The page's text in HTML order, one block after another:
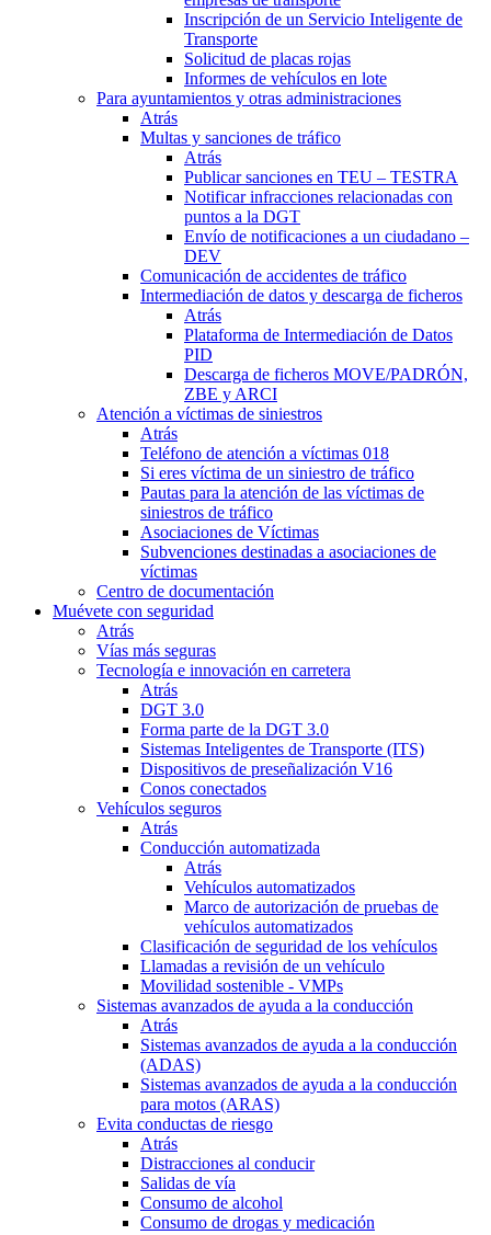
Inscripción de un Servicio Inteligente de
Transporte
Solicitud de placas rojas
Informes de vehículos en lote
Para ayuntamientos y otras administraciones
Atrás
Multas y sanciones de tráfico
Atrás
Publicar sanciones en TEU – TESTRA
Notificar infracciones relacionadas con
puntos a la DGT
Envío de notificaciones a un ciudadano –
DEV
Comunicación de accidentes de tráfico
Intermediación de datos y descarga de ficheros
Atrás
Plataforma de Intermediación de Datos
PID
Descarga de ficheros MOVE/PADRÓN,
ZBE y ARCI
Atención a víctimas de siniestros
Atrás
Teléfono de atención a víctimas 018
Si eres víctima de un siniestro de tráfico
Pautas para la atención de las víctimas de
siniestros de tráfico
Asociaciones de Víctimas
Subvenciones destinadas a asociaciones de
víctimas
Centro de documentación
Muévete con seguridad
Atrás
Vías más seguras
Tecnología e innovación en carretera
Atrás
DGT 3.0
Forma parte de la DGT 3.0
Sistemas Inteligentes de Transporte (ITS)
Dispositivos de preseñalización V16
Conos conectados
Vehículos seguros
Atrás
Conducción automatizada
Atrás
Vehículos automatizados
Marco de autorización de pruebas de
vehículos automatizados
Clasificación de seguridad de los vehículos
Llamadas a revisión de un vehículo
Movilidad sostenible - VMPs
Sistemas avanzados de ayuda a la conducción
Atrás
Sistemas avanzados de ayuda a la conducción
(ADAS)
Sistemas avanzados de ayuda a la conducción
para motos (ARAS)
Evita conductas de riesgo
Atrás
Distracciones al conducir
Salidas de vía
Consumo de alcohol
Consumo de drogas y medicación